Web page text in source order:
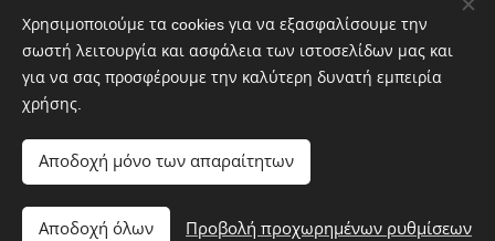
Προσθήκη στο καλάθι
Όροι και Προϋποθέσεις |Πολιτική απορρήτου
www.loewe-gallery-thessaloniki.gr
Cookies
Ελληνικά
English
Χρησιμοποιούμε τα cookies για να εξασφαλίσουμε την
σωστή λειτουργία και ασφάλεια των ιστοσελίδων μας και
για να σας προσφέρουμε την καλύτερη δυνατή εμπειρία
χρήσης.
Αποδοχή μόνο των απαραίτητων
Αποδοχή όλων Προβολή προχωρημένων ρυθμίσεων